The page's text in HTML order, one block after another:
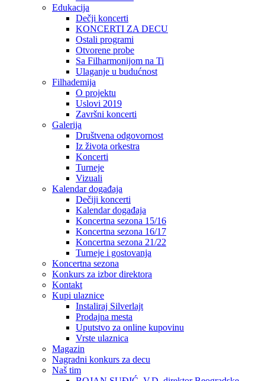
Edukacija
Dečji koncerti
KONCERTI ZA DECU
Ostali programi
Otvorene probe
Sa Filharmonijom na Ti
Ulaganje u budućnost
Filhademija
O projektu
Uslovi 2019
Završni koncerti
Galerija
Društvena odgovornost
Iz života orkestra
Koncerti
Turneje
Vizuali
Kalendar događaja
Dečiji koncerti
Kalendar događaja
Koncertna sezona 15/16
Koncertna sezona 16/17
Koncertna sezona 21/22
Turneje i gostovanja
Koncertna sezona
Konkurs za izbor direktora
Kontakt
Kupi ulaznice
Instaliraj Silverlajt
Prodajna mesta
Uputstvo za online kupovinu
Vrste ulaznica
Magazin
Nagradni konkurs za decu
Naš tim